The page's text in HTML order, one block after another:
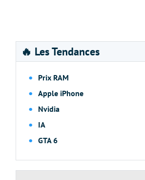
🔥 Les Tendances
Prix RAM
Apple iPhone
Nvidia
IA
GTA 6